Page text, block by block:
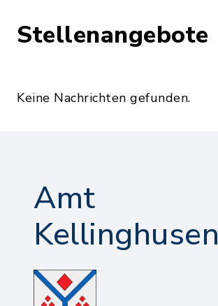
Stellenangebote
Keine Nachrichten gefunden.
Amt
Kellinghusen